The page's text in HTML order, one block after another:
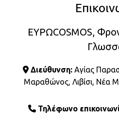
ΕΥΡΩCOSMOS,
Διεύθυνση:Αγίας
Μαραθώνος, Λιβίσι, Νέα
Τηλέφωνο